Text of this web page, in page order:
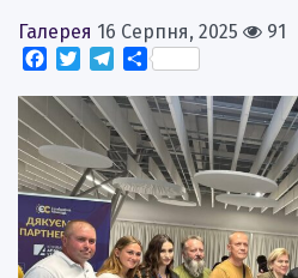
Галерея 16 Серпня, 2025
91
Facebook
TwitterTelegram
Поділитися